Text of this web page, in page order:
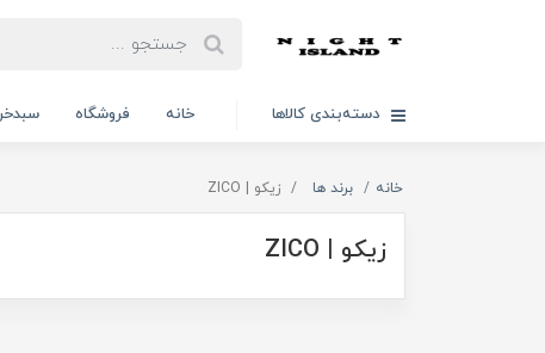
دسته‌بندی کالاها خانه فروشگاه
خانه برند ها زیکو | ZICO
زیکو | ZICO